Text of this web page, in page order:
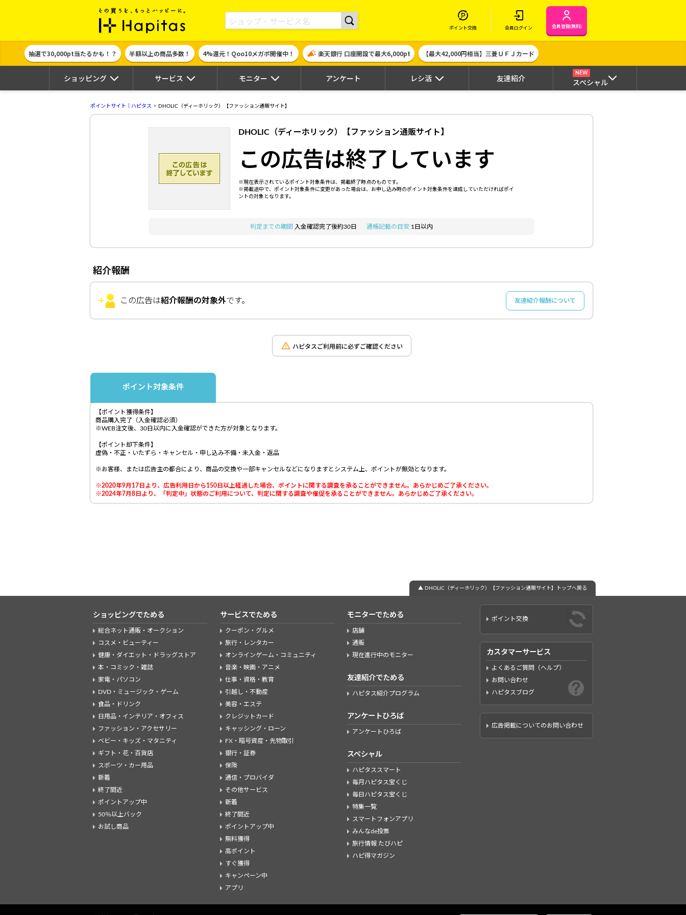
ポイント貯めて現金やギフト券に交換できるポイントサイト | ハピタス
ポイント交換 会員ログイン 会員登録(無料)
抽選で30,000pt当たるかも！？ 半額以上の商品多数！ 4%還元！Qoo10メガポ開催中！ 楽天銀行 口座開設で最大6,000pt 【最大42,000円相当】三菱ＵＦＪカード
ショッピング サービス モニター アンケート レシ活 友達紹介
NEW
スペシャル
ポイントサイト｜ハピタス DHOLIC（ディーホリック）【ファッション通販サイト】
DHOLIC（ディーホリック）【ファッション通販サイト】
この広告は終了しています
※現在表示されているポイント対象条件は、掲載終了時点のものです。
※掲載途中で、ポイント対象条件に変更があった場合は、お申し込み時のポイント対象条件を達成していただければポイ
ントの対象となります。
判定までの期間 入金確認完了後約30日 通帳記載の目安 1日以内
紹介報酬
この広告は紹介報酬の対象外です。 友達紹介報酬について
ハピタスご利用前に必ずご確認ください
ポイント対象条件
【ポイント獲得条件】
商品購入完了（入金確認必須）
※WEB注文後、30日以内に入金確認ができた方が対象となります。
【ポイント却下条件】
虚偽・不正・いたずら・キャンセル・申し込み不備・未入金・返品
※お客様、または広告主の都合により、商品の交換や一部キャンセルなどになりますとシステム上、ポイントが無効となります。
※2020年9月17日より、広告利用日から150日以上経過した場合、ポイントに関する調査を承ることができません。あらかじめご了承ください。
※2024年7月8日より、「判定中」状態のご利用について、判定に関する調査や催促を承ることができません。あらかじめご了承ください。
▲ DHOLIC（ディーホリック）【ファッション通販サイト】トップへ戻る
ショッピングでためる
総合ネット通販・オークション
コスメ・ビューティー
健康・ダイエット・ドラッグストア
本・コミック・雑誌
家電・パソコン
DVD・ミュージック・ゲーム
食品・ドリンク
日用品・インテリア・オフィス
ファッション・アクセサリー
ベビー・キッズ・マタニティ
ギフト・花・百貨店
スポーツ・カー用品
新着
終了間近
ポイントアップ中
50％以上バック
お試し商品
サービスでためる
クーポン・グルメ
旅行・レンタカー
オンラインゲーム・コミュニティ
音楽・映画・アニメ
仕事・資格・教育
引越し・不動産
美容・エステ
クレジットカード
キャッシング・ローン
FX・暗号資産・先物取引
銀行・証券
保険
通信・プロバイダ
その他サービス
新着
終了間近
ポイントアップ中
無料獲得
高ポイント
すぐ獲得
キャンペーン中
アプリ
モニターでためる
店舗
通販
現在進行中のモニター
友達紹介でためる
ハピタス紹介プログラム
アンケートひろば
アンケートひろば
スペシャル
ハピタススマート
毎月ハピタス宝くじ
毎日ハピタス宝くじ
特集一覧
スマートフォンアプリ
みんなde投票
旅行情報 たびハピ
ハピ得マガジン
ポイント交換
カスタマーサービス
よくあるご質問（ヘルプ）
お問い合わせ
ハピタスブログ
広告掲載についてのお問い合わせ